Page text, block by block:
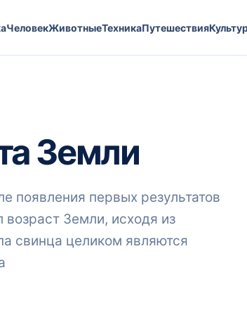
ЧеловекЖивотныеТехникаПутешествия
Земли
появления первых результатов
возраст Земли, исходя из
свинца целиком являются